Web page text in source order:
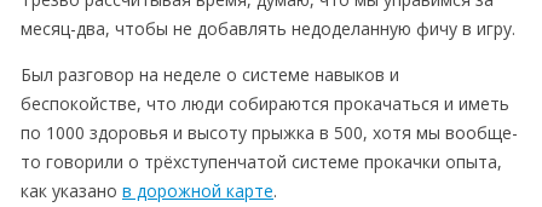
месяц-два, чтобы не добавлять недоделанную фичу в игру.
Был разговор на неделе о системе навыков и
беспокойстве, что люди собираются прокачаться и иметь
по 1000 здоровья и высоту прыжка в 500, хотя мы вообще-
то говорили о трёхступенчатой системе прокачки опыта,
как указано в дорожной карте.